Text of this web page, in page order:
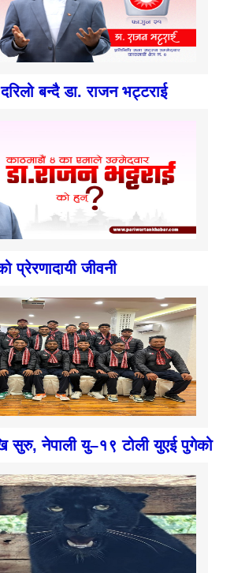
बन्दै डा. राजन भट्टराई
प्रेरणादायी जीवनी
सुरु, नेपाली यु–१९ टोली युएई पुगेको